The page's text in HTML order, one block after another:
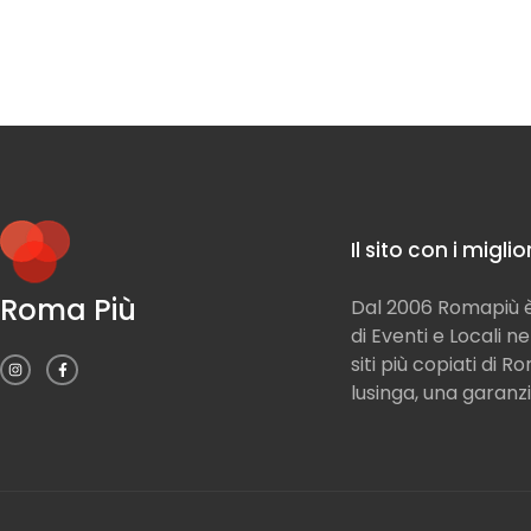
Roma Più
Il sito con i
Dal 2006 Romapiù
di Eventi e Locali
siti più copiati di
lusinga, una